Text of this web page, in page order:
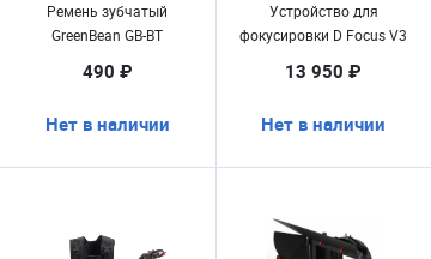
Ремень зубчатый
GreenBean GB-BT
490 ₽
Нет в наличии
Устройство для
фокусировки D Focus V3
13 950 ₽
Нет в наличии